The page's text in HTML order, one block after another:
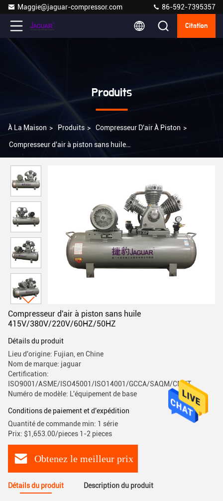
Maggie@jaguar-compressor.com 86-592-7395357
Citation
Produits
À La Maison > Produits > Compresseur D'air À Piston >
Compresseur d'air à piston sans huile
Compresseur d'air à piston sans huile
415V/380V/220V/60HZ/50HZ
Détails du produit
Lieu d'origine: Fujian, en Chine
Nom de marque: jaguar
Certification:
ISO9001/ASME/ISO45001/ISO14001/GCCA/SAQM/CMIIT
Numéro de modèle: L'équipement de base
Conditions de paiement et d'expédition
Quantité de commande min: 1 série
Prix: $1,653.00/pieces 1-2 pieces
Obtenez le meilleur prix
Détails du produit Description du produit